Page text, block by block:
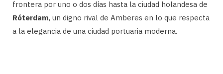
frontera por uno o dos días hasta la ciudad holandesa de
Róterdam, un digno rival de Amberes en lo que respecta
a la elegancia de una ciudad portuaria moderna.